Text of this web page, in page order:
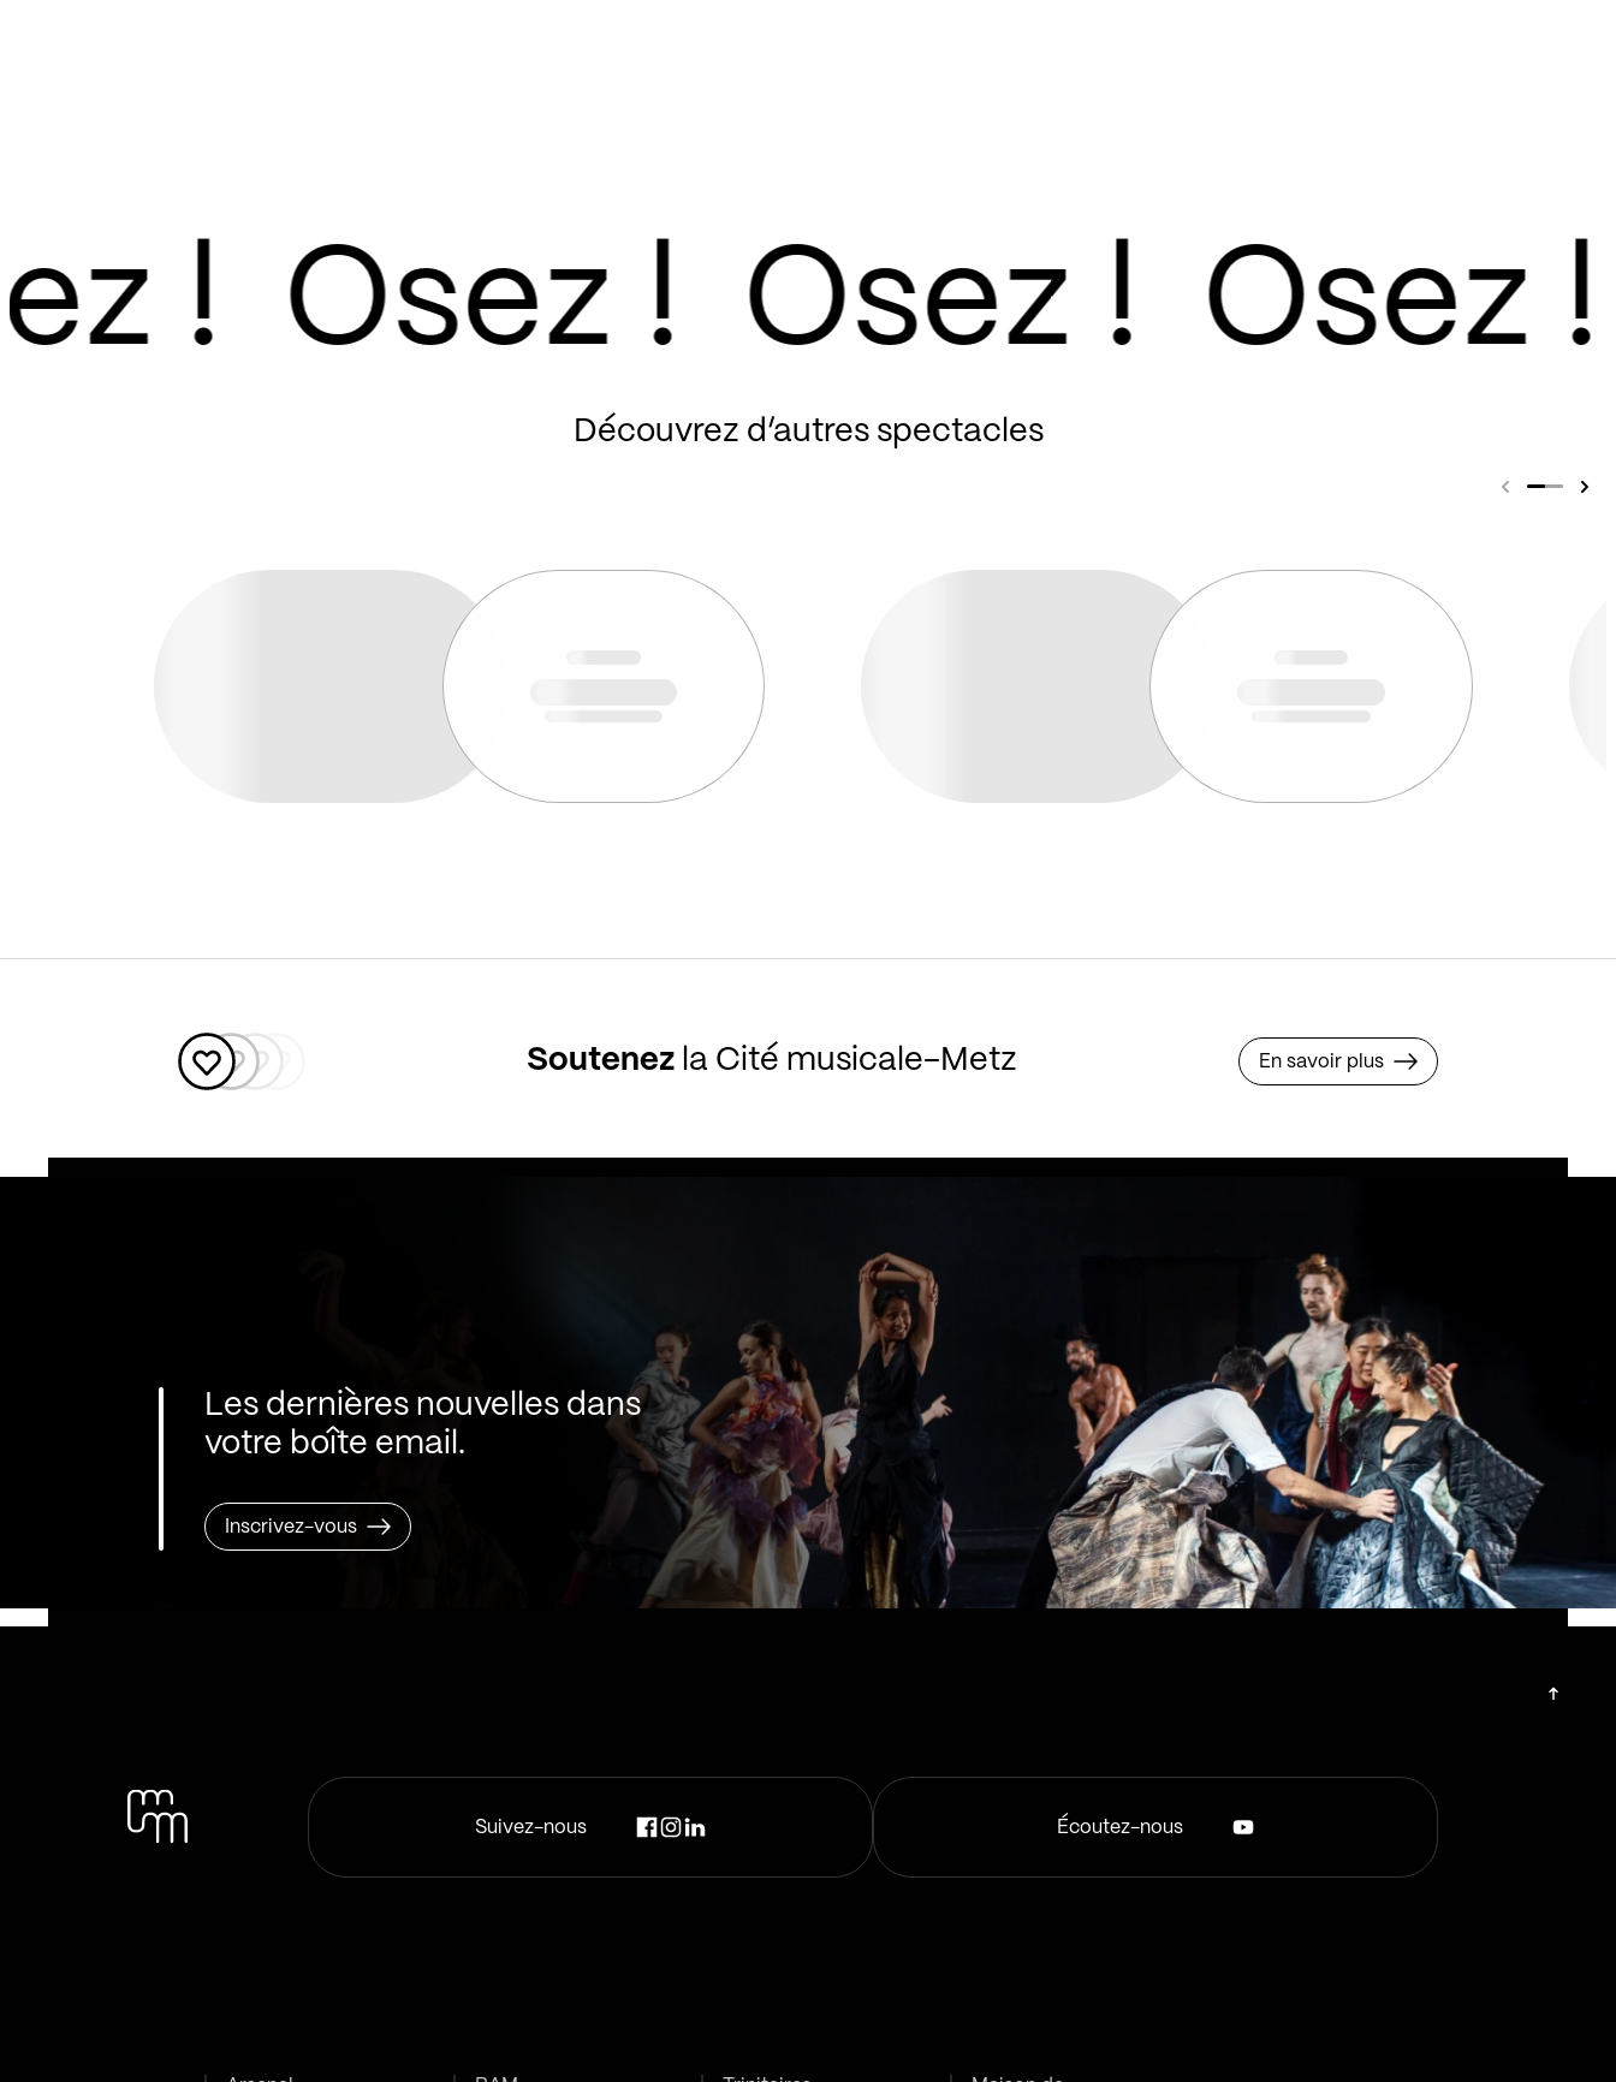
!
Découvrez d’autres spectacles
Soutenezla Cité musicale-Metz En savoir plus
Les dernières nouvelles dans
votre boîte email.
Inscrivez-vous
Suivez-nous Écoutez-nous